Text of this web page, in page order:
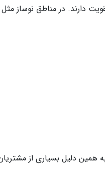
دارند. در مناطق نوساز
همین دلیل بسیاری از